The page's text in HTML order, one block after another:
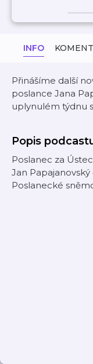
INFO
Přinášíme další
poslance Jana
uplynulém týdnu
Popis
Poslanec za
Jan
Poslanecké